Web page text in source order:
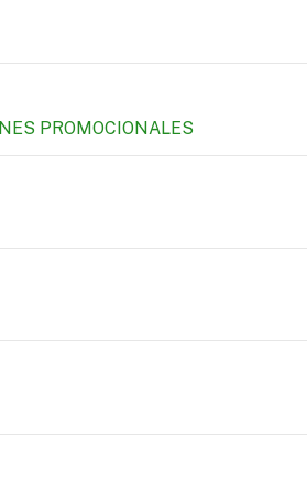
PROMOCIONALES